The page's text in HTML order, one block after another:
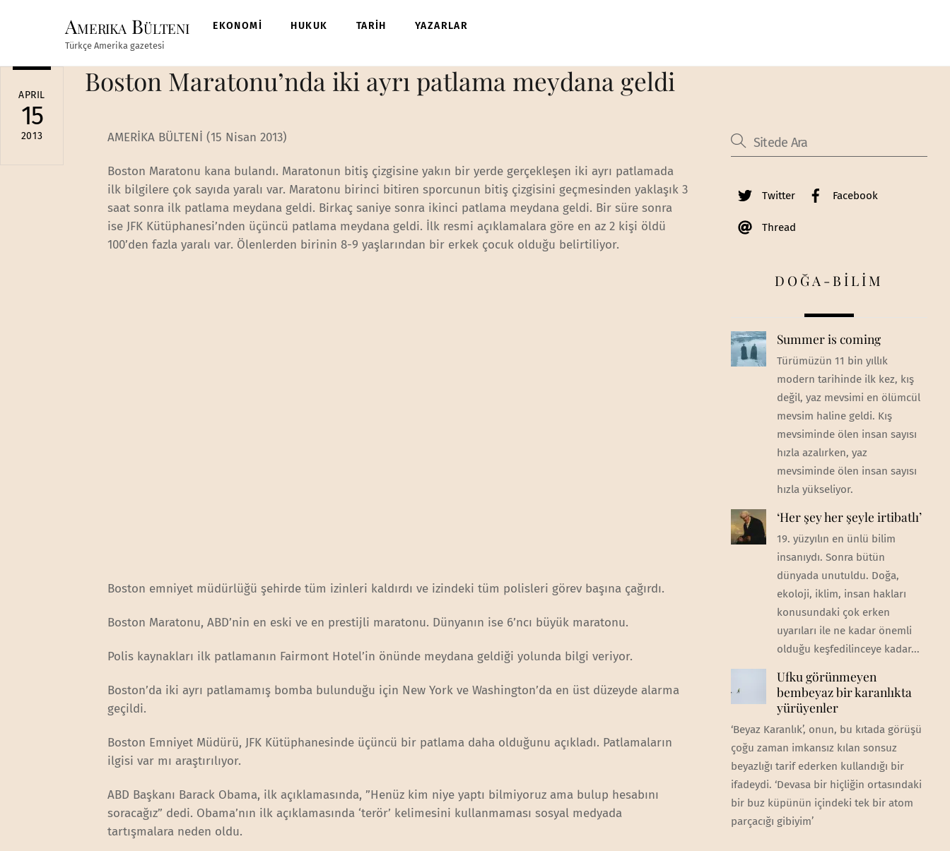
Amerika Bülteni
Türkçe Amerika gazetesi
EKONOMİ HUKUK TARİH YAZARLAR
APRIL
15
2013
Boston Maratonu’nda iki ayrı patlama meydana geldi
AMERİKA BÜLTENİ (15 Nisan 2013)
Boston Maratonu kana bulandı. Maratonun bitiş çizgisine yakın bir yerde gerçekleşen iki ayrı patlamada
ilk bilgilere çok sayıda yaralı var. Maratonu birinci bitiren sporcunun bitiş çizgisini geçmesinden yaklaşık 3
saat sonra ilk patlama meydana geldi. Birkaç saniye sonra ikinci patlama meydana geldi. Bir süre sonra
ise JFK Kütüphanesi’nden üçüncü patlama meydana geldi. İlk resmi açıklamalara göre en az 2 kişi öldü
100’den fazla yaralı var. Ölenlerden birinin 8-9 yaşlarından bir erkek çocuk olduğu belirtiliyor.
Boston emniyet müdürlüğü şehirde tüm izinleri kaldırdı ve izindeki tüm polisleri görev başına çağırdı.
Boston Maratonu, ABD’nin en eski ve en prestijli maratonu. Dünyanın ise 6’ncı büyük maratonu.
Polis kaynakları ilk patlamanın Fairmont Hotel’in önünde meydana geldiği yolunda bilgi veriyor.
Boston’da iki ayrı patlamamış bomba bulunduğu için New York ve Washington’da en üst düzeyde alarma
geçildi.
Boston Emniyet Müdürü, JFK Kütüphanesinde üçüncü bir patlama daha olduğunu açıkladı. Patlamaların
ilgisi var mı araştırılıyor.
ABD Başkanı Barack Obama, ilk açıklamasında, ”Henüz kim niye yaptı bilmiyoruz ama bulup hesabını
soracağız” dedi. Obama’nın ilk açıklamasında ‘terör’ kelimesini kullanmaması sosyal medyada
tartışmalara neden oldu.
Twitter Facebook
Thread
DOĞA-BİLİM
Summer is coming
Türümüzün 11 bin yıllık
modern tarihinde ilk kez, kış
değil, yaz mevsimi en ölümcül
mevsim haline geldi. Kış
mevsiminde ölen insan sayısı
hızla azalırken, yaz
mevsiminde ölen insan sayısı
hızla yükseliyor.
‘Her şey her şeyle irtibatlı’
19. yüzyılın en ünlü bilim
insanıydı. Sonra bütün
dünyada unutuldu. Doğa,
ekoloji, iklim, insan hakları
konusundaki çok erken
uyarıları ile ne kadar önemli
olduğu keşfedilinceye kadar...
Ufku görünmeyen
bembeyaz bir karanlıkta
yürüyenler
‘Beyaz Karanlık’, onun, bu kıtada görüşü
çoğu zaman imkansız kılan sonsuz
beyazlığı tarif ederken kullandığı bir
ifadeydi. ‘Devasa bir hiçliğin ortasındaki
bir buz küpünün içindeki tek bir atom
parçacığı gibiyim’